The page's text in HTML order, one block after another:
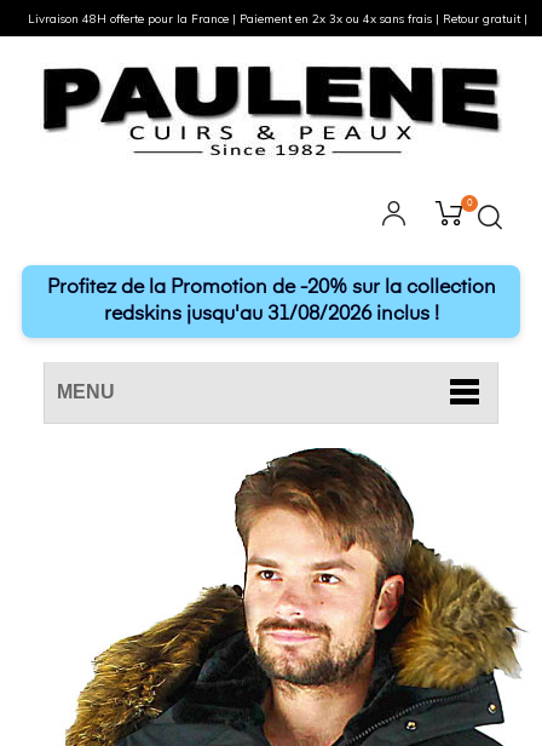
0
Profitez de la Promotion de -20% sur la collection
redskins jusqu'au 31/08/2026 inclus !
MENU
Livraison 48H offerte pour la France | Paiement en 2x 3x ou 4x sans frais | Retour gratuit |